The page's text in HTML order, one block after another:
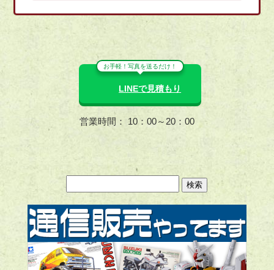
お手軽！写真を送るだけ！
LINEで見積もり
営業時間： 10：00～20：00